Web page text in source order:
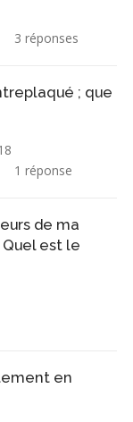
3 réponses
; que
1 réponse
de ma
est le
en